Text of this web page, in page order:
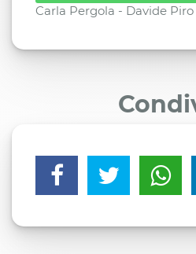
Carla Pergola - Davide Piro